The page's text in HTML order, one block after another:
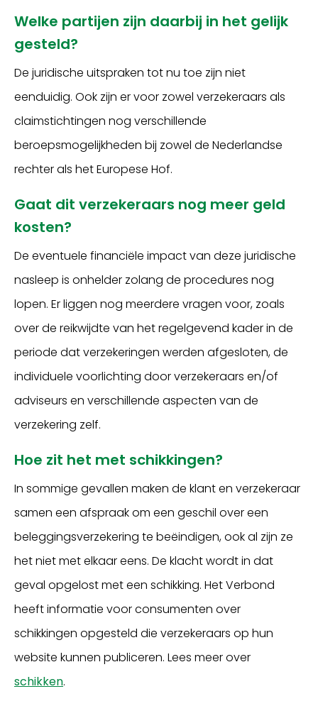
Welke partijen zijn daarbij in het gelijk
gesteld?
De juridische uitspraken tot nu toe zijn niet
eenduidig. Ook zijn er voor zowel verzekeraars als
claimstichtingen nog verschillende
beroepsmogelijkheden bij zowel de Nederlandse
rechter als het Europese Hof.
Gaat dit verzekeraars nog meer geld
kosten?
De eventuele financiële impact van deze juridische
nasleep is onhelder zolang de procedures nog
lopen. Er liggen nog meerdere vragen voor, zoals
over de reikwijdte van het regelgevend kader in de
periode dat verzekeringen werden afgesloten, de
individuele voorlichting door verzekeraars en/of
adviseurs en verschillende aspecten van de
verzekering zelf.
Hoe zit het met schikkingen?
In sommige gevallen maken de klant en verzekeraar
samen een afspraak om een geschil over een
beleggingsverzekering te beëindigen, ook al zijn ze
het niet met elkaar eens. De klacht wordt in dat
geval opgelost met een schikking. Het Verbond
heeft informatie voor consumenten over
schikkingen opgesteld die verzekeraars op hun
website kunnen publiceren. Lees meer over
schikken.